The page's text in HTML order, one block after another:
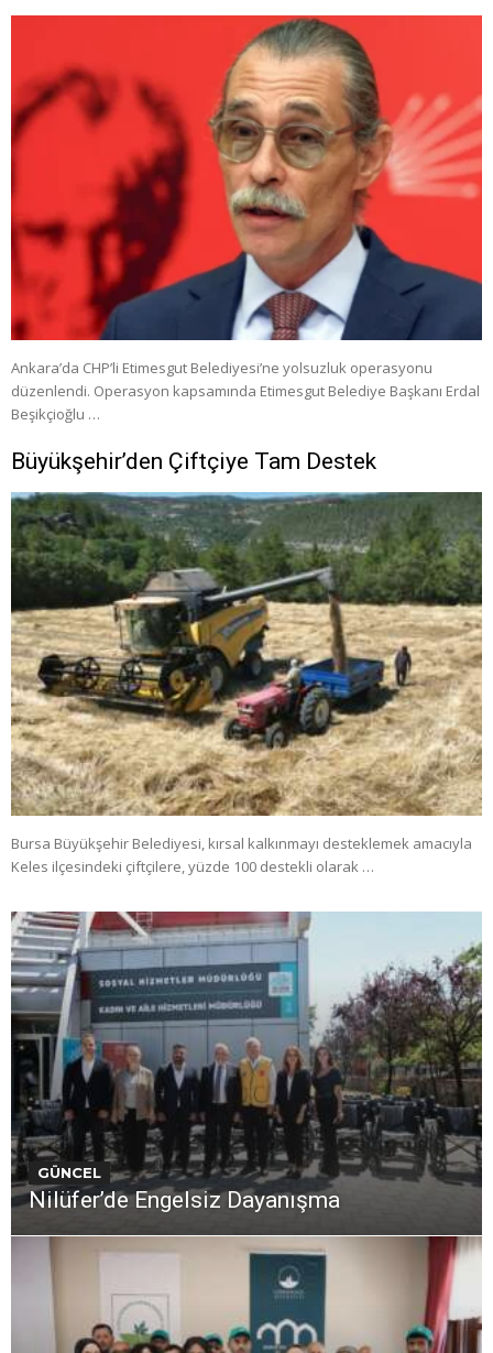
Ankara’da CHP’li Etimesgut Belediyesi’ne yolsuzluk operasyonu
düzenlendi. Operasyon kapsamında Etimesgut Belediye Başkanı Erdal
Beşikçioğlu …
Büyükşehir’den Çiftçiye Tam Destek
Bursa Büyükşehir Belediyesi, kırsal kalkınmayı desteklemek amacıyla
Keles ilçesindeki çiftçilere, yüzde 100 destekli olarak …
GÜNCEL
Nilüfer’de Engelsiz Dayanışma